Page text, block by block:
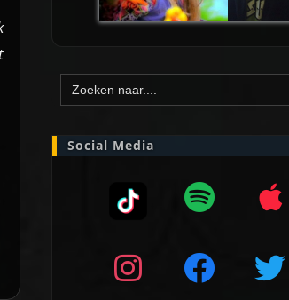
Zoek
naar:
Social Media